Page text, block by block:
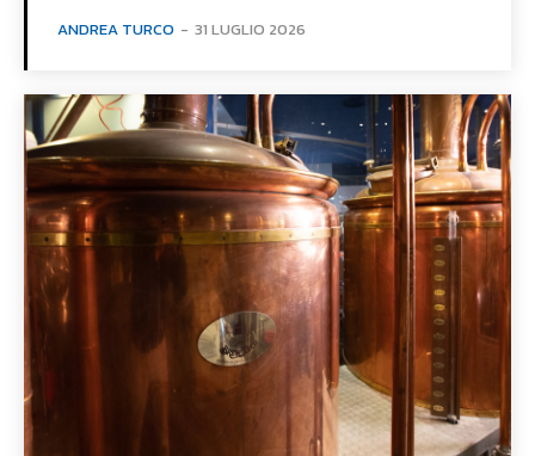
ANDREA TURCO - 31 LUGLIO 2026